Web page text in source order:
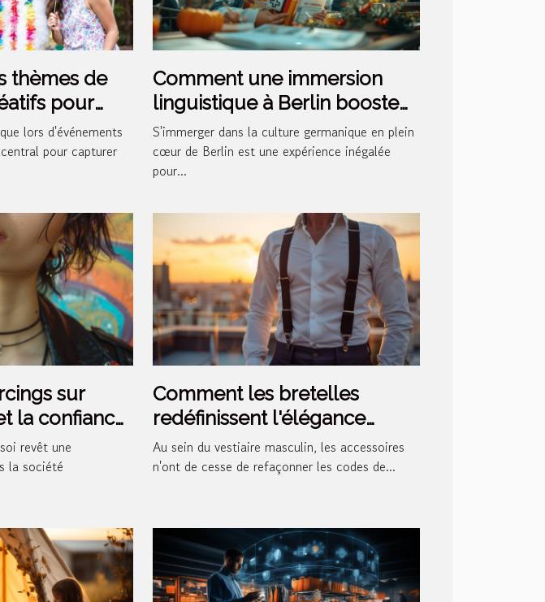
thèmes de
pour
lors d'événements
pour capturer
Comment une immersion
linguistique à Berlin booste
votre apprentissage de
l'allemand
S'immerger dans la culture germanique en plein
cœur de Berlin est une expérience inégalée
pour...
sur
la confiance
revêt une
la société
Comment les bretelles
redéfinissent l'élégance
masculine moderne
Au sein du vestiaire masculin, les accessoires
n'ont de cesse de refaçonner les codes de...